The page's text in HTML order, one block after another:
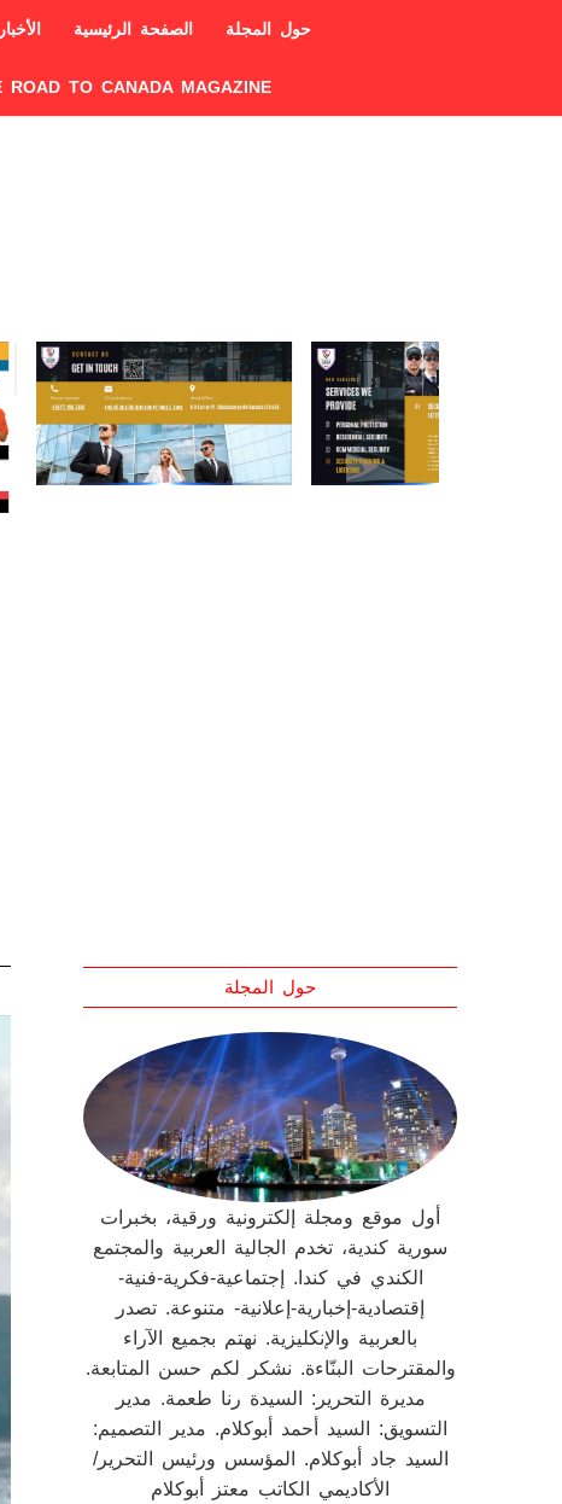
حول المجلة الصفحة الرئيسية الأخبار
ROAD TO CANADA MAGAZINE
حول المجلة
أول موقع ومجلة إلكترونية ورقية، بخبرات
سورية كندية، تخدم الجالية العربية والمجتمع
الكندي في كندا. إجتماعية-فكرية-فنية-
إقتصادية-إخبارية-إعلانية- متنوعة. تصدر
بالعربية والإنكليزية. نهتم بجميع الآراء
والمقترحات البنّاءة. نشكر لكم حسن المتابعة.
مديرة التحرير: السيدة رنا طعمة. مدير
التسويق: السيد أحمد أبوكلام. مدير التصميم:
السيد جاد أبوكلام. المؤسس ورئيس التحرير/
الأكاديمي الكاتب معتز أبوكلام